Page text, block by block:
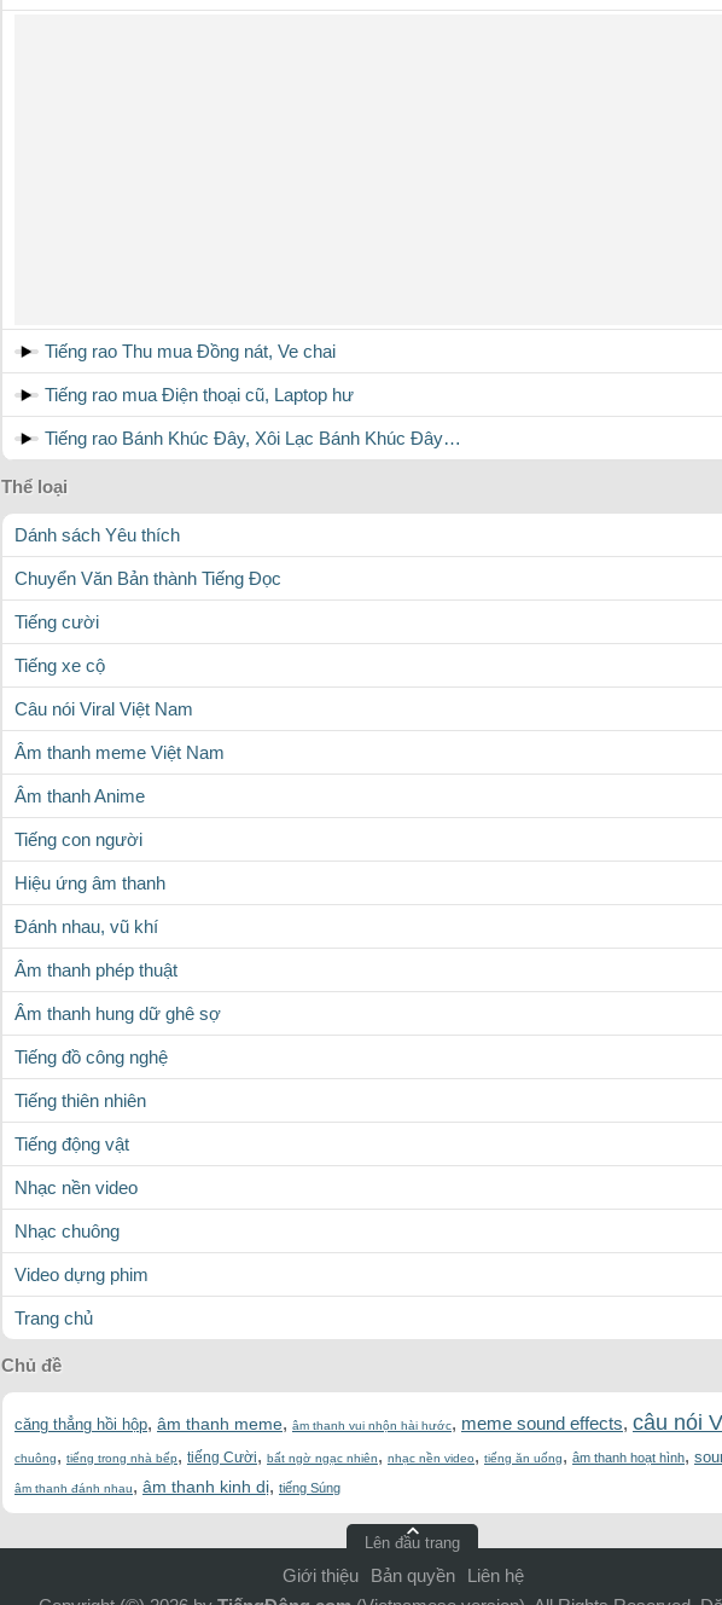
Tiếng rao Thu mua Đồng nát, Ve chai
Tiếng rao mua Điện thoại cũ, Laptop hư
Tiếng rao Bánh Khúc Đây, Xôi Lạc Bánh Khúc Đây…
Thể loại
Dánh sách Yêu thích
Chuyển Văn Bản thành Tiếng Đọc
Tiếng cười
Tiếng xe cộ
Câu nói Viral Việt Nam
Âm thanh meme Việt Nam
Âm thanh Anime
Tiếng con người
Hiệu ứng âm thanh
Đánh nhau, vũ khí
Âm thanh phép thuật
Âm thanh hung dữ ghê sợ
Tiếng đồ công nghệ
Tiếng thiên nhiên
Tiếng động vật
Nhạc nền video
Nhạc chuông
Video dựng phim
Trang chủ
Chủ đề
căng thẳng hồi hộp, âm thanh meme, âm thanh vui nhộn hài hước, meme sound effects, câu nói
chuông, tiếng trong nhà bếp, tiếng Cười, bất ngờ ngạc nhiên, nhạc nền video, tiếng ăn uống, âm thanh hoạt hình,
âm thanh đánh nhau, âm thanh kinh dị, tiếng Súng
Lên đầu trang
Giới thiệu Bản quyền
Liên hệ